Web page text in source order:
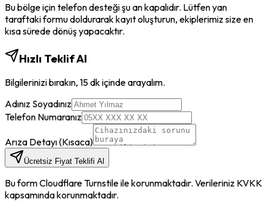
Bu bölge için telefon desteği şu an kapalıdır. Lütfen yan
taraftaki formu doldurarak kayıt oluşturun, ekiplerimiz size en
kısa sürede dönüş yapacaktır.
Hızlı Teklif Al
Bilgilerinizi bırakın, 15 dk içinde arayalım.
Adınız Soyadınız
Telefon Numaranız
Arıza Detayı (Kısaca)
Ücretsiz Fiyat Teklifi Al
Bu form Cloudflare Turnstile ile korunmaktadır. Verileriniz KVKK
kapsamında korunmaktadır.